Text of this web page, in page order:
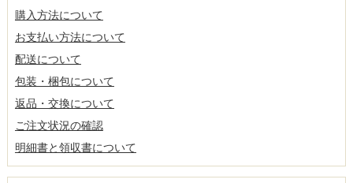
購入方法について
お支払い方法について
配送について
包装・梱包について
返品・交換について
ご注文状況の確認
明細書と領収書について